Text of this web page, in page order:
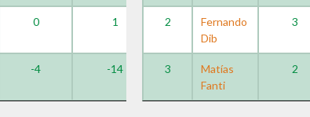
0 1
-4 -14
2
Fernando
Dib
3
3
Matías
Fanti
2